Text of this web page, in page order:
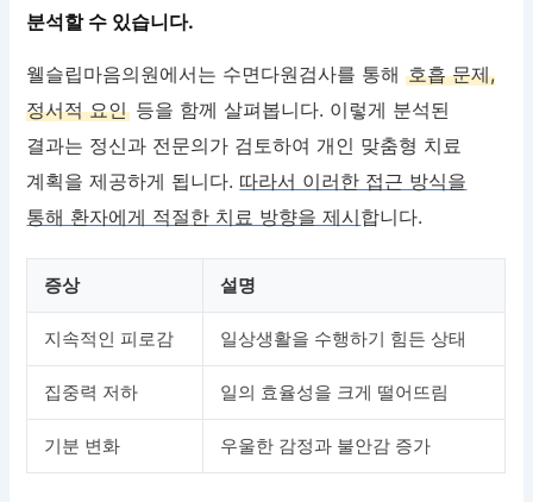
분석할 수 있습니다.
웰슬립마음의원에서는 수면다원검사를 통해호흡 문제,
정서적 요인 등을 함께 살펴봅니다. 이렇게 분석된
결과는 정신과 전문의가 검토하여 개인 맞춤형 치료
계획을 제공하게 됩니다. 따라서 이러한 접근 방식을
통해 환자에게 적절한 치료 방향을 제시합니다.
증상 설명
지속적인 피로감 일상생활을 수행하기 힘든 상태
집중력 저하 일의 효율성을 크게 떨어뜨림
기분 변화 우울한 감정과 불안감 증가